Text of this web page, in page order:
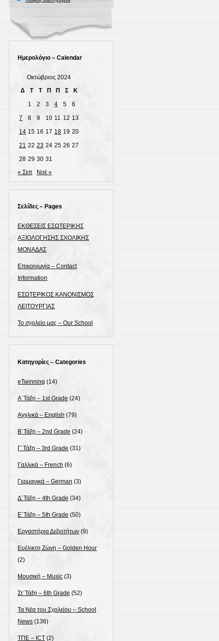
Ημερολόγιο – Calendar
Οκτώβριος 2024
Δ
Τ Τ Π Π Σ
Κ
1
2 3 4 5
6
7
8 9 10 11 12 13
14 15 16 17 18 19 20
21 22 23 24 25 26 27
28 29 30 31
« Σεπ
Νοέ »
Σελίδες – Pages
ΕΚΘΕΣΕΙΣ ΕΣΩΤΕΡΙΚΗΣ
ΑΞΙΟΛΟΓΗΣΗΣ ΣΧΟΛΙΚΗΣ
ΜΟΝΑΔΑΣ
Επικοινωνία – Contact
Information
ΕΣΩΤΕΡΙΚΟΣ ΚΑΝΟΝΙΣΜΟΣ
ΛΕΙΤΟΥΡΓΙΑΣ
Το σχολείο μας – Our School
Κατηγορίες – Categories
eTwinning (14)
Α΄Τάξη – 1st Grade (24)
Αγγλικά – English (79)
Β΄Τάξη – 2nd Grade (24)
Γ΄Τάξη – 3rd Grade (31)
Γαλλικά – French (6)
Γερμανικά – German (3)
Δ΄Τάξη – 4th Grade (34)
Ε΄Τάξη – 5th Grade (50)
Εργαστήρια Δεξιοτήτων (9)
Ευέλικτη Ζώνη – Golden Hour
(2)
Μουσική – Music (3)
Στ΄Τάξη – 6th Grade (52)
Τα Νέα του Σχολείου – School
News (136)
ΤΠΕ – ICT (2)